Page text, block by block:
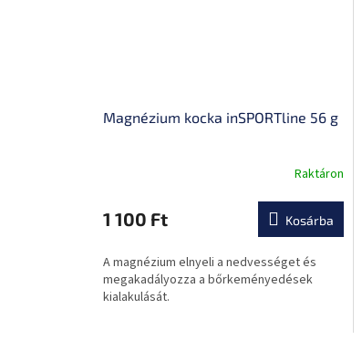
Magnézium kocka inSPORTline 56 g
Raktáron
1 100 Ft Kosárba
A magnézium elnyeli a nedvességet és
megakadályozza a bőrkeményedések
kialakulását.